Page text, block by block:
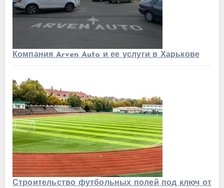
Компания Arven Auto и ее услуги в Харькове
Строительство футбольных полей под ключ от